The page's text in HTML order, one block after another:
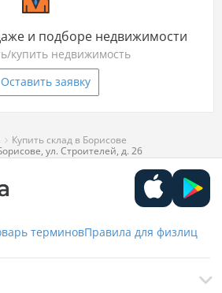
и подборе недвижимости
купить недвижимость
Оставить заявку
Купить склад в Борисове
ул. Строителей, д. 26
терминовПравила для физлиц